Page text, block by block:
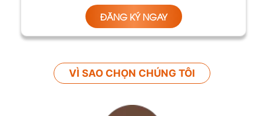
ĐĂNG KÝ NGAY
VÌ SAO CHỌN CHÚNG TÔI